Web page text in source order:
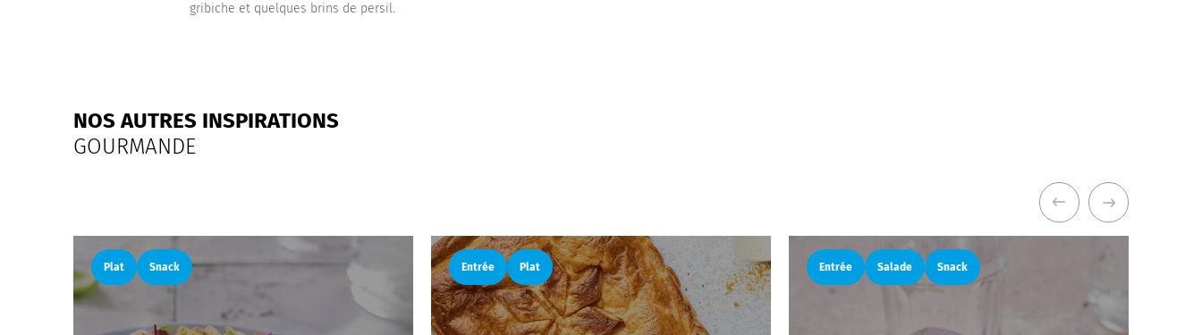
gribiche et quelques brins de persil.
NOS AUTRES INSPIRATIONS
GOURMANDE
Plat Snack Entrée Plat Entrée Salade Snack